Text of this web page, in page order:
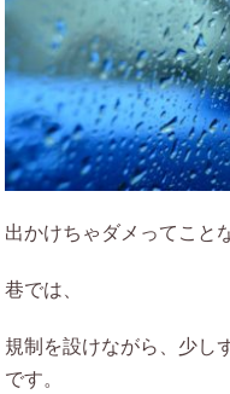
出かけちゃダメってこと
巷では、
規制を設けながら、少し
です。